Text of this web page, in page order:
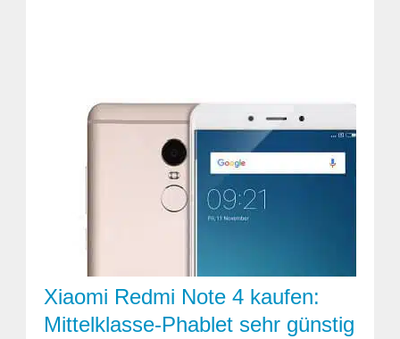
Xiaomi Redmi Note 4 kaufen:
Mittelklasse-Phablet sehr günstig